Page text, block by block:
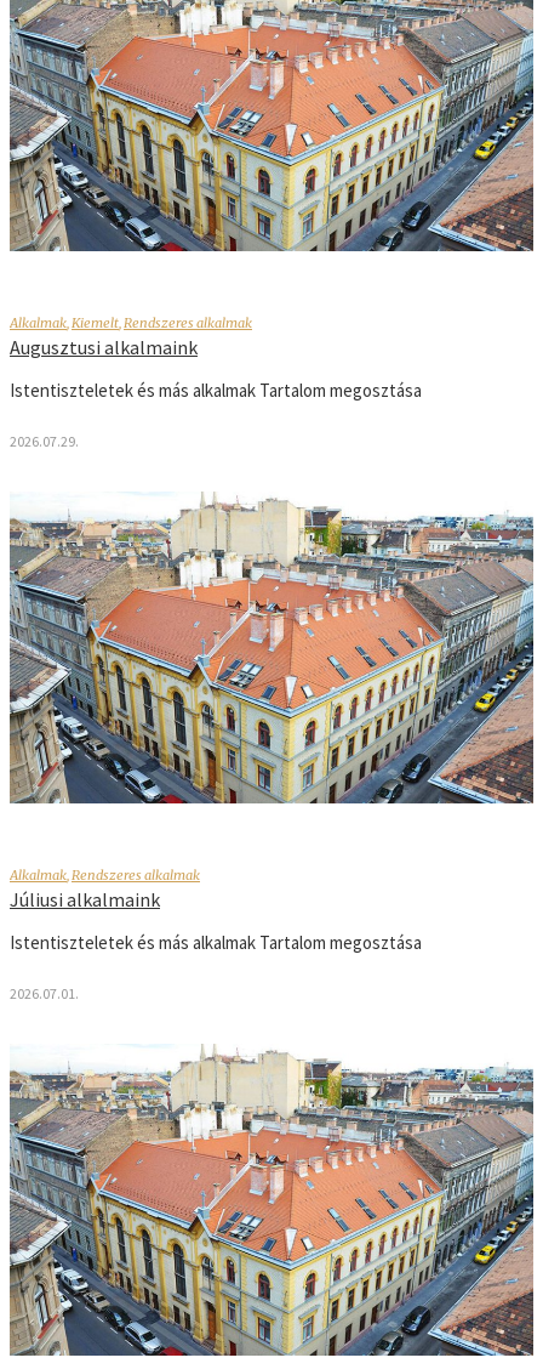
Alkalmak Kiemelt Rendszeres alkalmak
Augusztusi alkalmaink
Istentiszteletek és más alkalmak Tartalom megosztása
2026.07.29.
Alkalmak,Rendszeres alkalmak
Júliusi alkalmaink
Istentiszteletek és más alkalmak Tartalom megosztása
2026.07.01.